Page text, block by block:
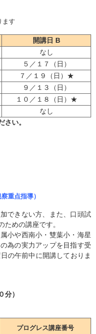
ます
開講日 B
なし
５／１７（日）
７／１９（日）★
９／１３（日）
１０／１８（日）★
なし
い。
重点指導）
できない方、また、口頭試
ための講座です。
小や西南小・雙葉小・海星
為の実力アップを目指す受
の午前中に開講しておりま
）
プログレス講座番号